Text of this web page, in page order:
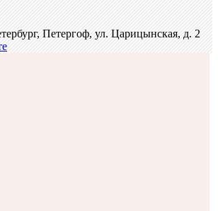
Петергоф, ул. Царицынская, д. 2